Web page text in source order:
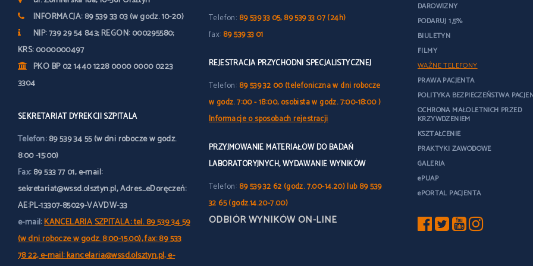
INFORMACJA: 89 539 33 03 (w godz. 10-20)
NIP: 739 29 54 843; REGON: 000295580;
KRS: 0000000497
PKO BP 02 1440 1228 0000 0000 0223
3304
SEKRETARIAT DYREKCJI SZPITALA
Telefon:89 539 34 55 (w dni robocze w godz.
8:00 -15:00)
Fax:89 533 77 01, e-mail:
sekretariat@wssd.olsztyn.pl, Adres_eDoręczeń:
AE:PL-13307-85029-VAVDW-33
e-mail:KANCELARIA SZPITALA: tel. 89 539 34 59
(w dni robocze w godz. 8:00-15.00), fax: 89 533
78 22, e-mail: kancelaria@wssd.olsztyn.pl, e-
Telefon: 89 539 33 05, 89 539 33 07 (24h)
fax: 89 539 33 01
REJESTRACJA PRZYCHODNI SPECJALISTYCZNEJ
Telefon: 89 539 32 00 (telefoniczna w dni robocze
w godz. 7:00 - 18:00, osobista w godz. 7:00-18:00 )
Informacje o sposobach rejestracji
PRZYJMOWANIE MATERIAŁÓW DO BADAŃ
LABORATORYJNYCH, WYDAWANIE WYNIKÓW
Telefon: 89 539 32 62 (godz. 7.00-14.20) lub 89 539
32 65 (godz.14.20-7.00)
ODBIÓR WYNIKÓW ON-LINE
DAROWIZNY
PODARUJ 1,5%
BIULETYN
FILMY
WAŻNE TELEFONY
PRAWA PACJENTA
POLITYKA BEZPIECZEŃSTWA
OCHRONA MAŁOLETNICH PRZED
KRZYWDZENIEM
KSZTAŁCENIE
PRAKTYKI ZAWODOWE
GALERIA
ePUAP
ePORTAL PACJENTA